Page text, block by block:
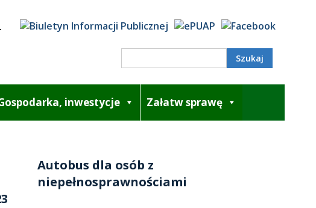
.
inwestycje Załatw sprawę
Autobus dla osób z
niepełnosprawnościami